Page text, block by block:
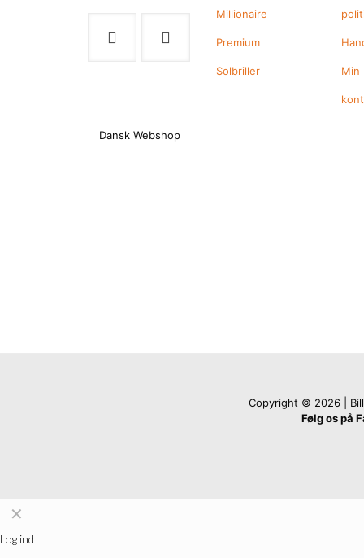
Dansk Webshop
Millionaire
Premium
Solbriller Min
Copyright © 2026 |
Følg os på
✕
Log ind